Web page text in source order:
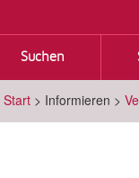
Suchen
Start > Informieren >